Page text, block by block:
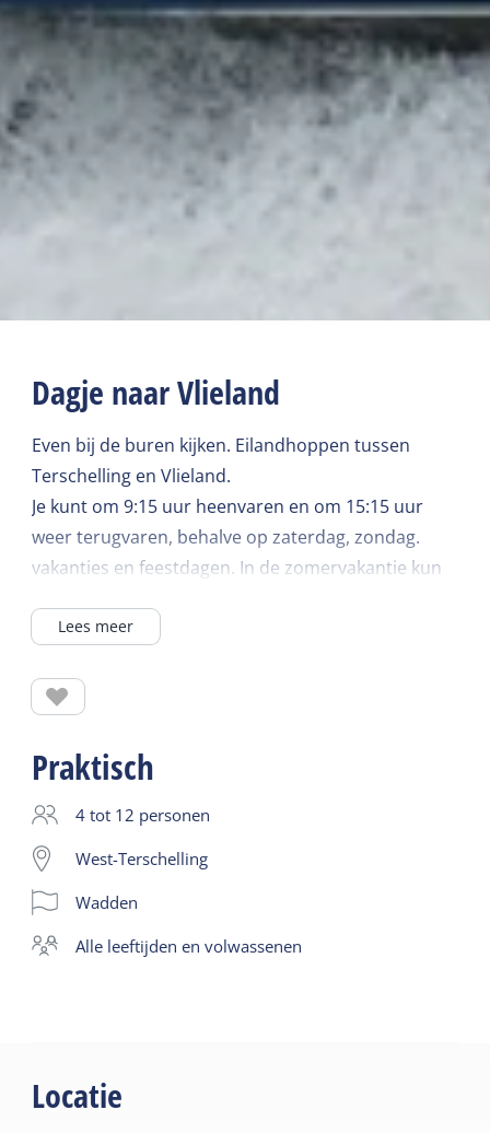
Dagje naar Vlieland
Even bij de buren kijken. Eilandhoppen tussen
Terschelling en Vlieland.
Je kunt om 9:15 uur heenvaren en om 15:15 uur
weer terugvaren, behalve op zaterdag, zondag.
vakanties en feestdagen. In de zomervakantie kun
zijn de vertrektijden 10.15 en ga je om 19.00 uur
blijven dan is dat uiteraard ook mogelijk. Vanaf het
oostelijke punt van Vlieland heb je het mooiste
uitzicht: Terschelling.
Lees meer
Praktisch
4 tot 12 personen
West-Terschelling
Wadden
alle leeftijden en volwassenen
Locatie